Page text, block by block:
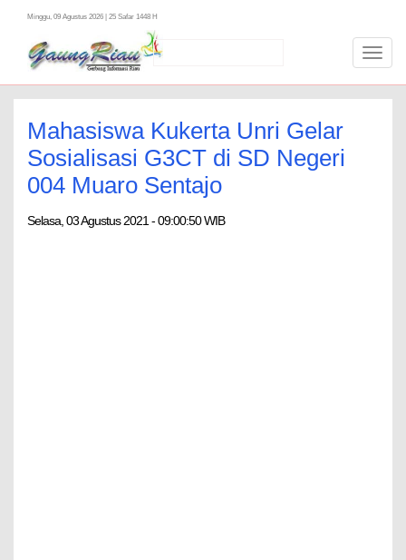
Minggu, 09 Agustus 2026 | 25 Safar 1448 H
Mahasiswa Kukerta Unri Gelar
Sosialisasi G3CT di SD Negeri
004 Muaro Sentajo
Selasa, 03 Agustus 2021 - 09:00:50 WIB